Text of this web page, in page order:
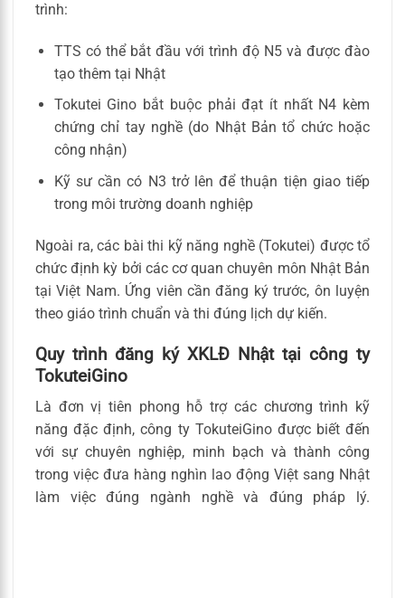
trình:
TTS có thể bắt đầu với trình độ N5 và được đào
tạo thêm tại Nhật
Tokutei Gino bắt buộc phải đạt ít nhất N4 kèm
chứng chỉ tay nghề (do Nhật Bản tổ chức hoặc
công nhận)
Kỹ sư cần có N3 trở lên để thuận tiện giao tiếp
trong môi trường doanh nghiệp
Ngoài ra, các bài thi kỹ năng nghề (Tokutei) được tổ
chức định kỳ bởi các cơ quan chuyên môn Nhật Bản
tại Việt Nam. Ứng viên cần đăng ký trước, ôn luyện
theo giáo trình chuẩn và thi đúng lịch dự kiến.
Quy trình đăng ký XKLĐ Nhật tại công ty
TokuteiGino
Là đơn vị tiên phong hỗ trợ các chương trình kỹ
năng đặc định, công ty TokuteiGino được biết đến
với sự chuyên nghiệp, minh bạch và thành công
trong việc đưa hàng nghìn lao động Việt sang Nhật
làm việc đúng ngành nghề và đúng pháp lý.